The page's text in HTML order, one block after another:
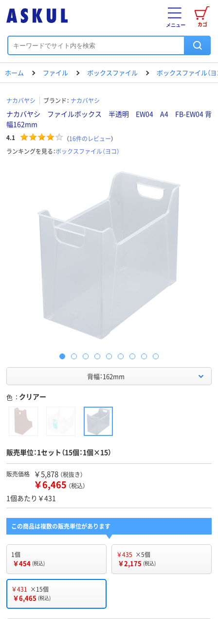
カゴ
メニュー
ホーム ファイル ボックスファイル ボックスファイル（ヨ
ナカバヤシ ブランド： ナカバヤシ
ナカバヤシ ファイルボックス 半透明 EW04 A4 FB-EW04 背
幅162mm
4.1 （16件のレビュー）
ランキングを見る：ボックスファイル（ヨコ）
背幅：162mm
色 クリアー
販売単位：1セット（15個：1個×15）
販売価格 ￥5,878 （税抜き）
￥6,465 （税込）
1個あたり￥431
この商品は複数の販売単位があります
1個
￥454 (税込)
￥435 ×5個
￥2,175 (税込)
￥431 ×15個
￥6,465 (税込)